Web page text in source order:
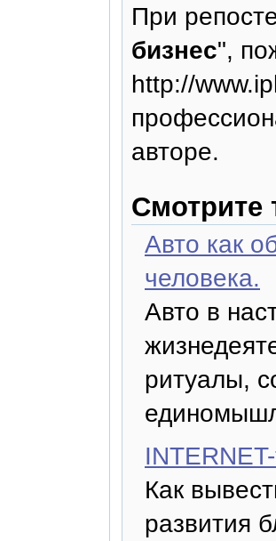
При
бизнес",
http://
авторе.
Смотрите
Авто как
человека.
Авто в
ритуалы,
Как
развития